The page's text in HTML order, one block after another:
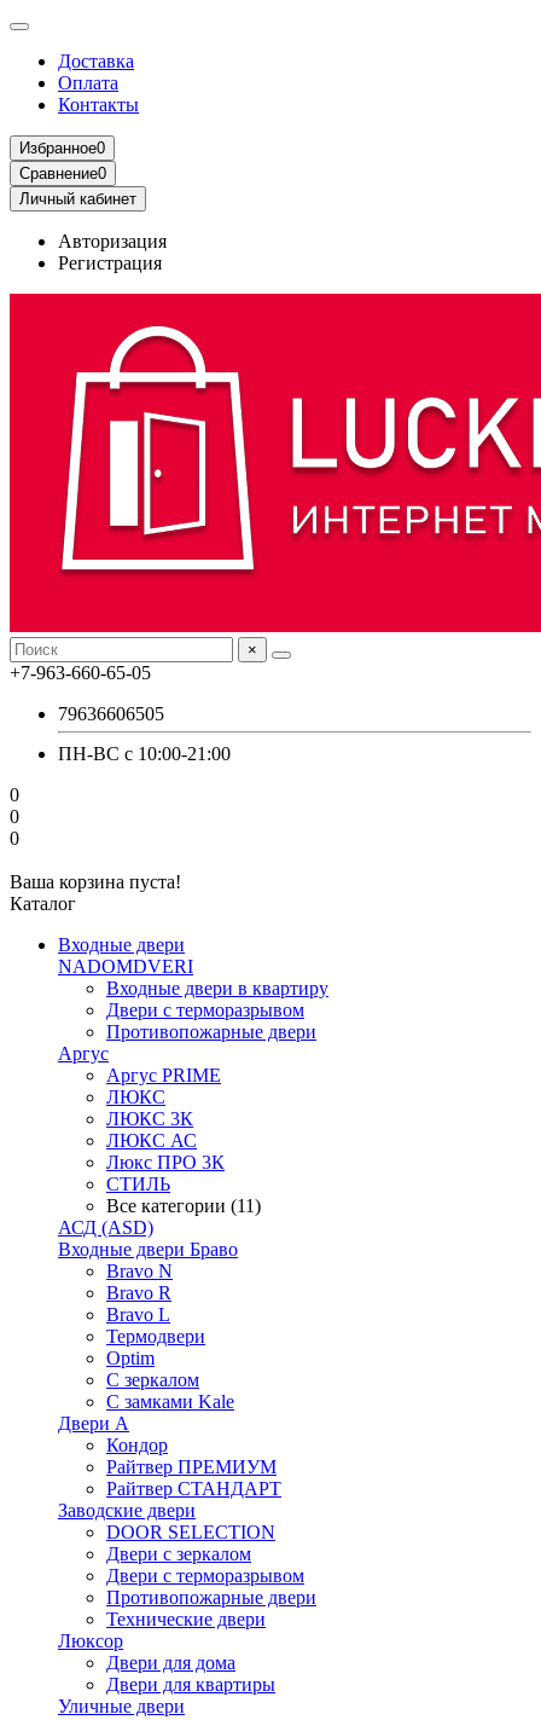
Доставка
Оплата
Контакты
Избранное0
Сравнение0
Личный кабинет
Авторизация
Регистрация
×
+7-963-660-65-05
79636606505
ПН-ВС с 10:00-21:00
0
0
0
Ваша корзина пуста!
Каталог
Входные двери
NADOMDVERI
Входные двери в квартиру
Двери с терморазрывом
Противопожарные двери
Аргус
Аргус PRIME
ЛЮКС
ЛЮКС 3К
ЛЮКС АС
Люкс ПРО 3К
СТИЛЬ
Все категории (11)
АСД (ASD)
Входные двери Браво
Bravo N
Bravo R
Bravo L
Термодвери
Optim
С зеркалом
С замками Kale
Двери А
Кондор
Райтвер ПРЕМИУМ
Райтвер СТАНДАРТ
Заводские двери
DOOR SELECTION
Двери с зеркалом
Двери с терморазрывом
Противопожарные двери
Технические двери
Люксор
Двери для дома
Двери для квартиры
Уличные двери